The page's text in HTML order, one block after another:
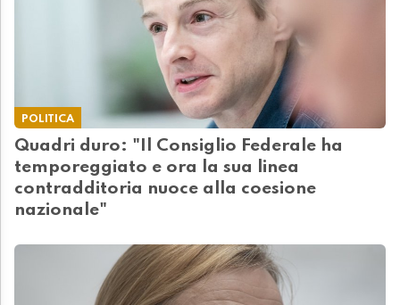
POLITICA
Quadri duro: "Il Consiglio Federale ha
temporeggiato e ora la sua linea
contradditoria nuoce alla coesione
nazionale"